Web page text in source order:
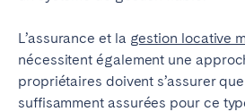
L’assurance et la gestion locative
nécessitent également une
propriétaires doivent s’assurer
suffisamment assurées pour ce